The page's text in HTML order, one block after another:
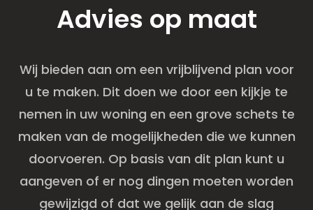
Advies op maat
Wij bieden aan om een vrijblijvend plan voor
u te maken. Dit doen we door een kijkje te
nemen in uw woning en een grove schets te
maken van de mogelijkheden die we kunnen
doorvoeren. Op basis van dit plan kunt u
aangeven of er nog dingen moeten worden
gewijzigd of dat we gelijk aan de slag